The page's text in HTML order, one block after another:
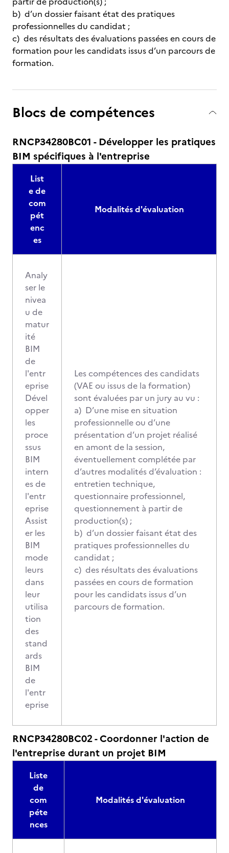
b) d’un dossier faisant état des pratiques
professionnelles du candidat ;
c) des résultats des évaluations passées en cours de
formation pour les candidats issus d’un parcours de
formation.
Blocs de compétences
RNCP34280BC01 - Développer les pratiques
BIM spécifiques à l'entreprise
List
e de
com
pét
enc
es
Modalités d'évaluation
Analy
ser le
nivea
u de
matur
ité
BIM
de
l'entr
eprise
Dével
opper
les
proce
ssus
BIM
intern
es de
l'entr
eprise
Assist
er les
BIM
mode
leurs
dans
leur
utilisa
tion
des
stand
ards
BIM
de
l'entr
eprise
Les compétences des candidats
(VAE ou issus de la formation)
sont évaluées par un jury au vu :
a) D’une mise en situation
professionnelle ou d’une
présentation d’un projet réalisé
en amont de la session,
éventuellement complétée par
d’autres modalités d’évaluation :
entretien technique,
questionnaire professionnel,
questionnement à partir de
production(s) ;
b) d’un dossier faisant état des
pratiques professionnelles du
candidat ;
c) des résultats des évaluations
passées en cours de formation
pour les candidats issus d’un
parcours de formation.
RNCP34280BC02 - Coordonner l'action de
l'entreprise durant un projet BIM
Liste
de
com
péte
nces
Modalités d'évaluation